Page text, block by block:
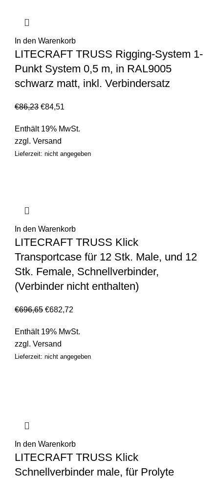
In den Warenkorb
LITECRAFT TRUSS Rigging-System 1-
Punkt System 0,5 m, in RAL9005
schwarz matt, inkl. Verbindersatz
€86,23 €84,51
Enthält 19% MwSt.
zzgl. Versand
Lieferzeit: nicht angegeben
In den Warenkorb
LITECRAFT TRUSS Klick
Transportcase für 12 Stk. Male, und 12
Stk. Female, Schnellverbinder,
(Verbinder nicht enthalten)
€696,65 €682,72
Enthält 19% MwSt.
zzgl. Versand
Lieferzeit: nicht angegeben
In den Warenkorb
LITECRAFT TRUSS Klick
Schnellverbinder male, für Prolyte